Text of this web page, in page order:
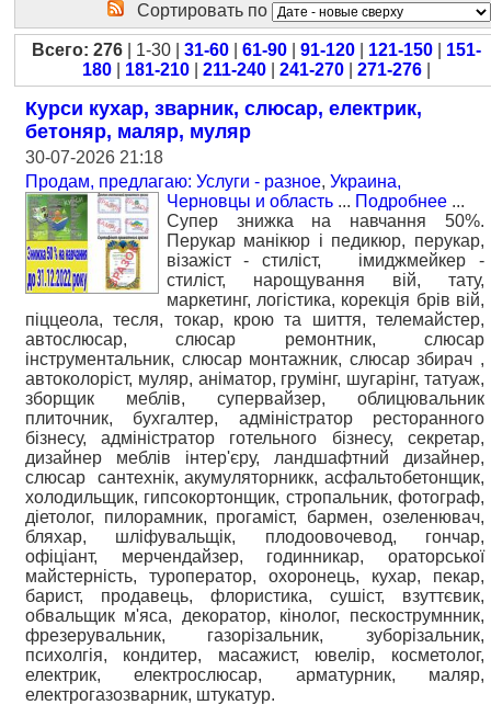
Сортировать по
Всего: 276| 1-30 | 31-60| 61-90| 91-120| 121-150| 151-
180| 181-210| 211-240| 241-270| 271-276|
Курси кухар, зварник, слюсар, електрик,
бетоняр, маляр, муляр
30-07-2026 21:18
Продам, предлагаю: Услуги - разное, Украина,
Черновцы и область ... Подробнее ...
Супер знижка на навчання 50%.
Перукар манікюр і педикюр, перукар,
візажіст - стиліст, імиджмейкер -
стиліст, нарощування вій, тату,
маркетинг, логістика, корекція брів вій,
піццеола, тесля, токар, крою та шиття, телемайстер,
автослюсар, слюсар ремонтник, слюсар
інструментальник, слюсар монтажник, слюсар збирач ,
автоколоріст, муляр, аніматор, грумінг, шугарінг, татуаж,
зборщик меблів, супервайзер, облицювальник
плиточник, бухгалтер, адміністратор ресторанного
бізнесу, адміністратор готельного бізнесу, секретар,
дизайнер меблів інтер'єру, ландшафтний дизайнер,
слюсар сантехнік, акумуляторникк, асфальтобетонщик,
холодильщик, гипсокортонщик, стропальник, фотограф,
діетолог, пилорамник, прогаміст, бармен, озеленювач,
бляхар, шліфувальщік, плодоовочевод, гончар,
офіціант, мерчендайзер, годинникар, ораторської
майстерність, туроператор, охоронець, кухар, пекар,
барист, продавець, флористика, сушіст, взуттєвик,
обвальщик м'яса, декоратор, кінолог, пескострумнник,
фрезерувальник, газорізальник, зуборізальник,
психолгія, кондитер, масажист, ювелір, косметолог,
електрик, електрослюсар, арматурник, маляр,
електрогазозварник, штукатур.